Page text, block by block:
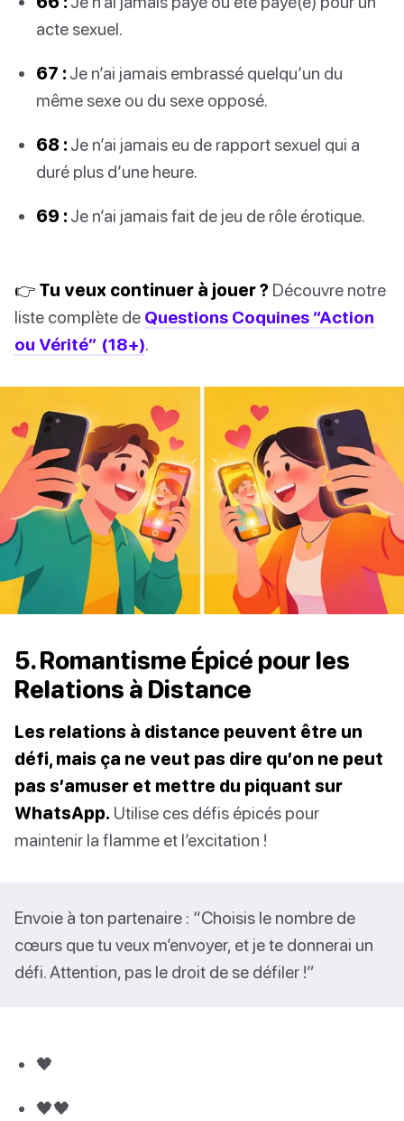
acte sexuel.
67 : Je n’ai jamais embrassé quelqu’un du
même sexe ou du sexe opposé.
68 : Je n’ai jamais eu de rapport sexuel qui a
duré plus d’une heure.
69 : Je n’ai jamais fait de jeu de rôle érotique.
👉 Tu veux continuer à jouer ? Découvre notre
liste complète de Questions Coquines “Action
ou Vérité” (18+).
5. Romantisme Épicé pour les
Relations à Distance
Les relations à distance peuvent être un
défi, mais ça ne veut pas dire qu’on ne peut
pas s’amuser et mettre du piquant sur
WhatsApp. Utilise ces défis épicés pour
maintenir la flamme et l’excitation !
Envoie à ton partenaire : “Choisis le nombre de
cœurs que tu veux m’envoyer, et je te donnerai un
défi. Attention, pas le droit de se défiler !”
🖤
🖤🖤